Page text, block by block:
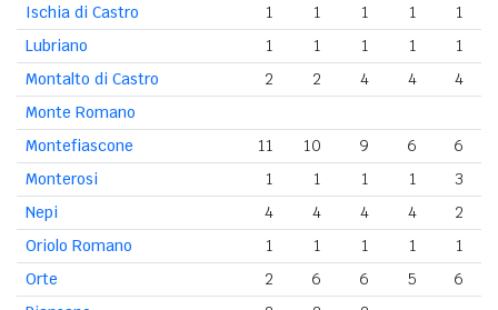
Ischia di Castro
1 1 1 1
1
Lubriano
1 1 1 1
1
Montalto di Castro
2 2 4 4
4
Monte Romano
Montefiascone
11 10 9 6
6
Monterosi
1 1 1 1
3
Nepi
4 4 4 4
2
Oriolo Romano
1 1 1 1
1
Orte
2 6 6 5
6